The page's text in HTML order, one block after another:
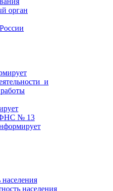
орган
и
ФНС № 13
населения